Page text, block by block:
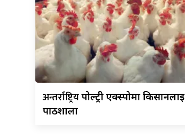
अन्तर्राष्ट्रियपोल्ट्री एक्स्पोमा किसानलाई
पाठशाला